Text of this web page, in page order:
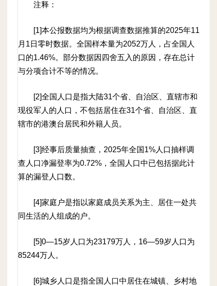
注释：
[1]本公报数据均为根据调查数据推算的2025年11
月1日零时数据。全国样本量为2052万人，占全国人
口的1.46%。部分数据因四舍五入的原因，存在总计
与分项合计不等的情况。
[2]全国人口是指大陆31个省、自治区、直辖市和
现役军人的人口，不包括居住在31个省、自治区、直
辖市的港澳台居民和外籍人员。
[3]经事后质量抽查，2025年全国1%人口抽样调
查人口净漏登率为0.72%，全国人口中已包括据此计
算的漏登人口数。
[4]家庭户是指以家庭成员关系为主、居住一处共
同生活的人组成的户。
[5]0—15岁人口为23179万人，16—59岁人口为
85244万人。
[6]城乡人口是指全国人口中居住在城镇、乡村地